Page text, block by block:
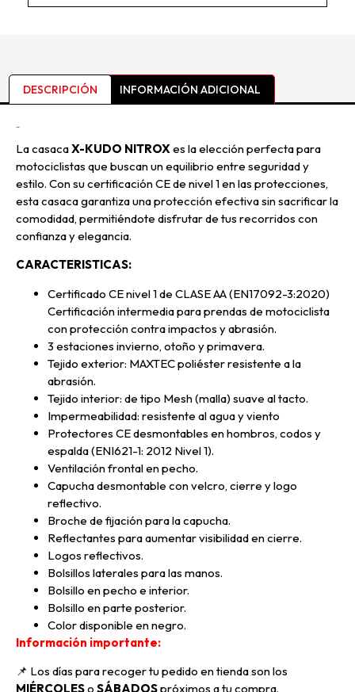
DESCRIPCIÓN INFORMACIÓN ADICIONAL
La casacaX-KUDO NITROXes la elección perfecta para
motociclistas que buscan un equilibrio entre seguridad y
estilo. Con su certificación CE de nivel 1 en las protecciones,
esta casaca garantiza una protección efectiva sin sacrificar la
comodidad, permitiéndote disfrutar de tus recorridos con
confianza y elegancia.
CARACTERISTICAS:
Certificado CE nivel 1 de CLASE AA (EN17092-3:2020)
Certificación intermedia para prendas de motociclista
con protección contra impactos y abrasión.
3 estaciones invierno, otoño y primavera.
Tejido exterior: MAXTEC poliéster resistente a la
abrasión.
Tejido interior: de tipo Mesh (malla) suave al tacto.
Impermeabilidad: resistente al agua y viento
Protectores CE desmontables en hombros, codos y
espalda (ENI621-1: 2012 Nivel 1).
Ventilación frontal en pecho.
Capucha desmontable con velcro, cierre y logo
reflectivo.
Broche de fijación para la capucha.
Reflectantes para aumentar visibilidad en cierre.
Logos reflectivos.
Bolsillos laterales para las manos.
Bolsillo en pecho e interior.
Bolsillo en parte posterior.
Color disponible en negro.
Información importante:
📌 Los días para recoger tu pedido en tienda son los
MIÉRCOLESo SÁBADOSpróximos a tu compra.